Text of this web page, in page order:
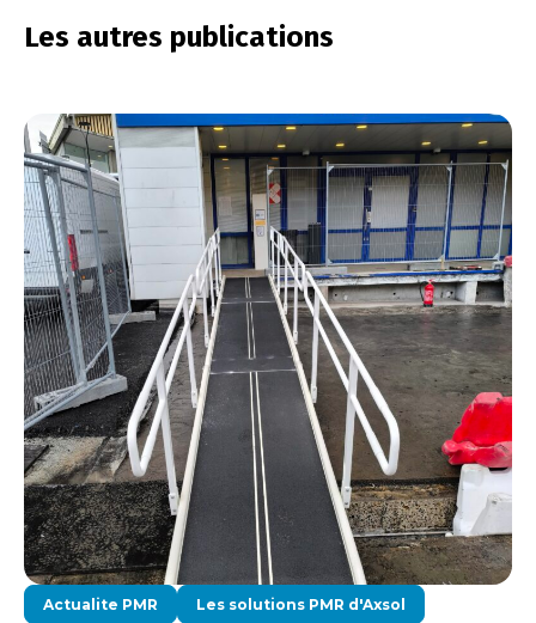
Les autres publications
Actualite PMR Les solutions PMR d'Axsol